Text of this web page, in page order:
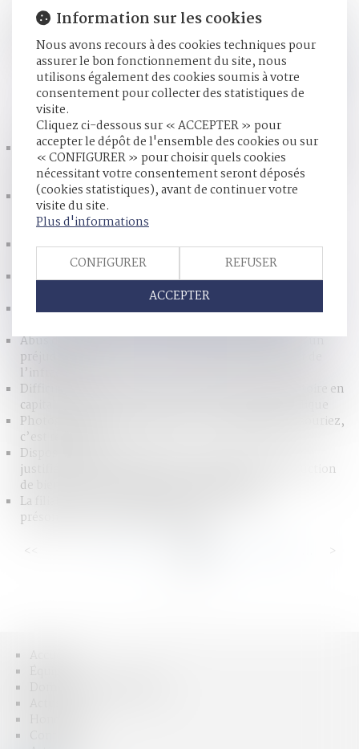
de non-conciliation avait attribué à l’époux la jouissance à
titre onéreux du domicile conjugal, bien indivis en nue-
propriété avec son épouse, séparée de biens...Lire la suite
HISTORIQUE
La décision qui se prononce sur une récompense calculée
selon le profit subsistant sans fixer la date de jouissance
divise est dépourvue de l’autorité de chose jugée
Fixation de la résidence de l’enfant et compétence
internationale du juge en cas de modification de la
résidence en cours de procédure
Vers une simplification des procédures de partage
judiciaire des indivisions
Nouvelle définition de la prise illégale d’intérêts : tout
changer pour que rien ne change
Pas d’indemnité d’occupation en l’absence d'indivision
Abus de biens sociaux : l’associé peut se prévaloir d’un
préjudice propre, distinct et découlant directement de
l’infraction
Difficulté de versement de la prestation compensatoire en
capital : le juge peut autoriser un versement périodique
Photographies d’un suspect sur la voie publique : souriez,
c’est régulier !
Dispositif antirapprochement : la mesure n’est pas
justifiée à défaut de lien entre l’infraction de destruction
de bien d’autrui en raison du lien conjugal
La filiation par reconnaissance repose sur une
présomption de réalité biologique
<<
>
Accueil
Information sur les cookies
Nous avons recours à des cookies techniques pour
assurer le bon fonctionnement du site, nous
utilisons également des cookies soumis à votre
consentement pour collecter des statistiques de
visite.
Cliquez ci-dessous sur « ACCEPTER » pour
accepter le dépôt de l'ensemble des cookies ou sur
« CONFIGURER » pour choisir quels cookies
nécessitant votre consentement seront déposés
(cookies statistiques), avant de continuer votre
visite du site.
Plus d'informations
CONFIGURER
REFUSER
ACCEPTER